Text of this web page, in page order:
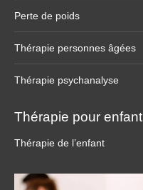
Perte de poids
Thérapie personnes âgées
Thérapie psychanalyse
Thérapie pour enfant
Thérapie de l’enfant